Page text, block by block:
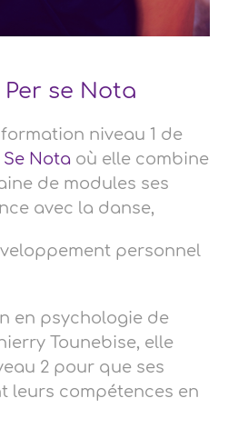
se Nota
formation niveau 1 de
Se Nota où elle combine
de modules ses
avec la danse,
personnel
en psychologie de
Tounebise, elle
2 pour que ses
leurs compétences en